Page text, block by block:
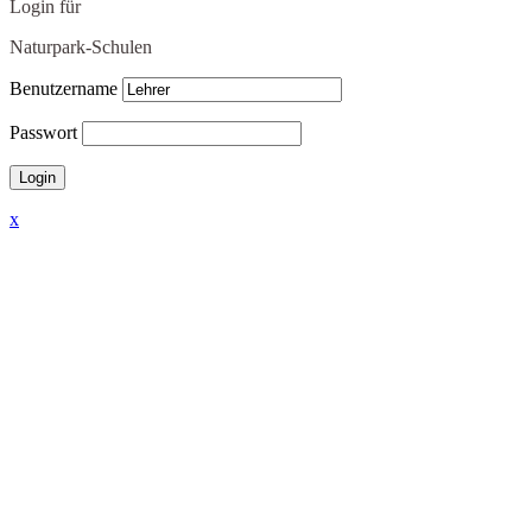
Login für
Naturpark-Schulen
Benutzername
Passwort
x